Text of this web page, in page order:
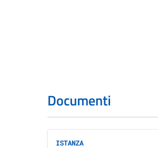
Documenti
ISTANZA